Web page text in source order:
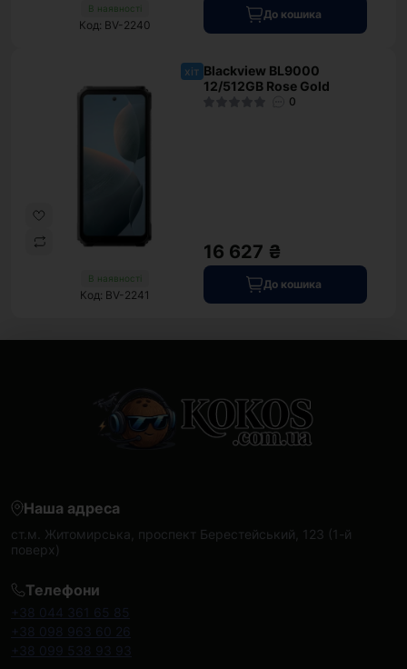
В наявності
Код: BV-2240
До кошика
хіт
В наявності
Код: BV-2241
Blackview BL9000
12/512GB Rose Gold
0
16 627 ₴
До кошика
Наша адреса
ст.м. Житомирська, проспект Берестейський, 123 (1-й
поверх)
Телефони
+38 044 361 65 85
+38 098 963 60 26
+38 099 538 93 93